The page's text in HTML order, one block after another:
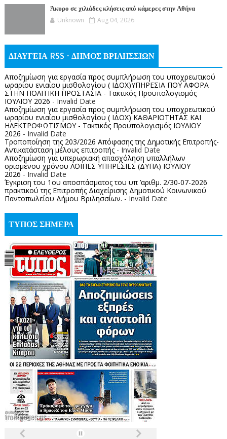
Άκυρο σε χιλιάδες κλήσεις από κάμερες στην Αθήνα
Unknown Aug 04, 2026
ΔΙΑΥΓΕΙΑ RSS - ΔΗΜΟΣ ΒΡΙΛΗΣΣΙΩΝ
Αποζημίωση για εργασία προς συμπλήρωση του υποχρεωτικού
ωραρίου ενιαίου μισθολογίου ( ΙΔΟΧ)ΥΠΗΡΕΣΙΑ ΠΟΥ ΑΦΟΡΑ
ΣΤΗΝ ΠΟΛΙΤΙΚΗ ΠΡΟΣΤΑΣΙΑ - Τακτικός Προυπολογισμός
ΙΟΥΛΙΟΥ 2026 - Invalid Date
Αποζημίωση για εργασία προς συμπλήρωση του υποχρεωτικού
ωραρίου ενιαίου μισθολογίου ( ΙΔΟΧ) ΚΑΘΑΡΙΟΤΗΤΑΣ ΚΑΙ
ΗΛΕΚΤΡΟΦΩΤΙΣΜΟΥ - Τακτικός Προυπολογισμός ΙΟΥΛΙΟΥ
2026 - Invalid Date
Τροποποίηση της 203/2026 Απόφασης της Δημοτικής Επιτροπής-
Αντικατάσταση μέλους επιτροπής- Invalid Date
Αποζημίωση για υπερωριακή απασχόληση υπαλλήλων
ορισμένου χρόνου ΛΟΙΠΕΣ ΥΠΗΡΕΣΙΕΣ (ΔΥΠΑ) ΙΟΥΛΙΟΥ
2026- Invalid Date
Έγκριση του 1ου αποσπάσματος του υπ ’αριθμ. 2/30-07-2026
πρακτικού της Επιτροπής Διαχείρισης Δημοτικού Κοινωνικού
Παντοπωλείου Δήμου Βριλησσίων.- Invalid Date
ΤΥΠΟΣ ΣΗΜΕΡΑ